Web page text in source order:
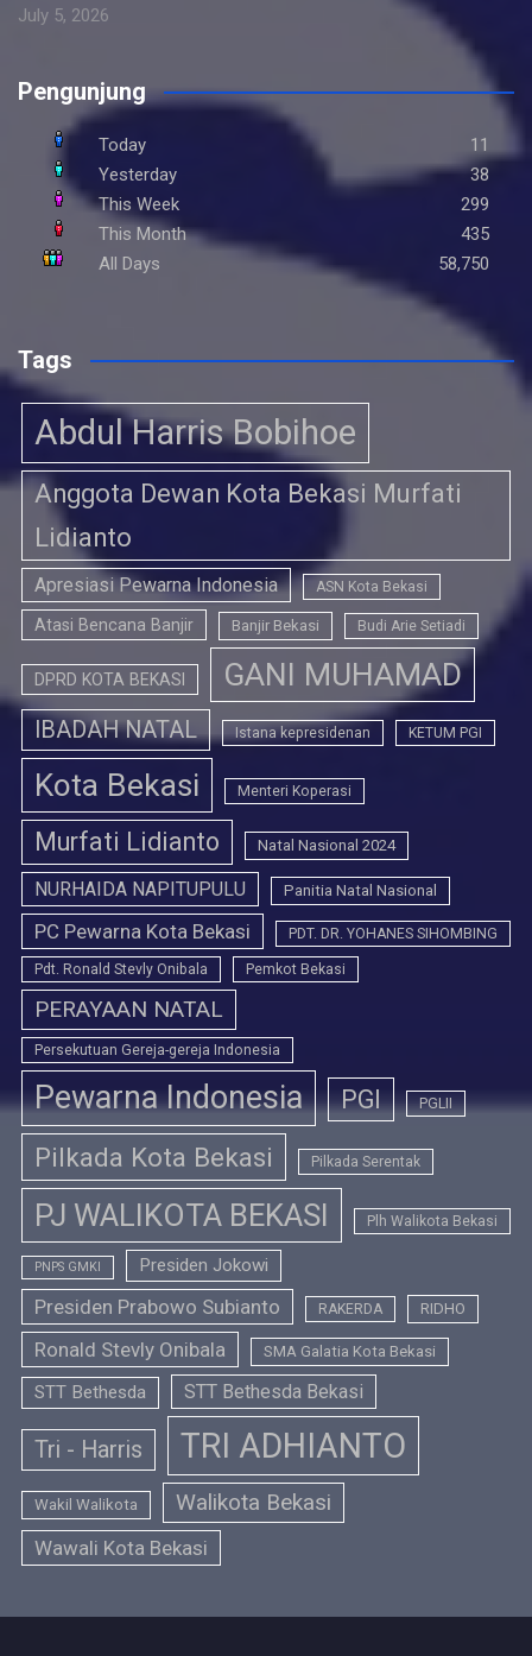
July 5, 2026
Pengunjung
Today
11
Yesterday
38
This Week
299
This Month
435
All Days
58,750
Tags
Abdul Harris Bobihoe
Anggota Dewan Kota Bekasi Murfati
Lidianto
Apresiasi Pewarna Indonesia ASN Kota Bekasi
Atasi Bencana Banjir Banjir Bekasi Budi Arie Setiadi
DPRD KOTA BEKASI GANI MUHAMAD
IBADAH NATAL Istana kepresidenan KETUM PGI
Kota Bekasi Menteri Koperasi
Murfati Lidianto Natal Nasional 2024
NURHAIDA NAPITUPULU Panitia Natal Nasional
PC Pewarna Kota Bekasi PDT. DR. YOHANES SIHOMBING
Pdt. Ronald Stevly Onibala Pemkot Bekasi
PERAYAAN NATAL
Persekutuan Gereja-gereja Indonesia
Pewarna Indonesia PGI PGLII
Pilkada Kota Bekasi Pilkada Serentak
PJ WALIKOTA BEKASI Plh Walikota Bekasi
PNPS GMKI Presiden Jokowi
Presiden Prabowo Subianto RAKERDA RIDHO
Ronald Stevly Onibala SMA Galatia Kota Bekasi
STT Bethesda STT Bethesda Bekasi
Tri - Harris TRI ADHIANTO
Wakil Walikota Walikota Bekasi
Wawali Kota Bekasi